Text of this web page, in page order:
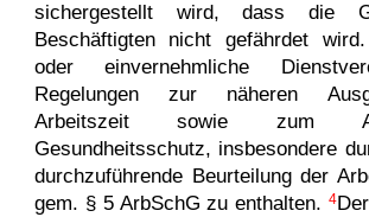
sichergestellt wird, dass die
Beschäftigten nicht gefährdet wird.
oder einvernehmliche
Regelungen zur näheren
Arbeitszeit sowie zum
Gesundheitsschutz, insbesondere
durchzuführende Beurteilung der
gem. § 5 ArbSchG zu enthalten.4